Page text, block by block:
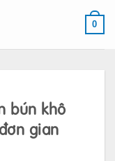
0
bún khô
gian